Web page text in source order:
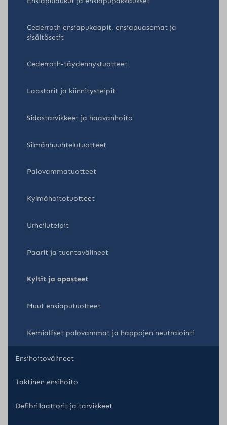
Cederroth ensiapukaapit, ensiapuasemat ja
sisältösetit
Cederroth-täydennystuotteet
Laastarit ja kiinnitysteipit
Sidostarvikkeet ja haavanhoito
Silmänhuuhtelutuotteet
Palovammatuotteet
Kylmähoitotuotteet
Urheiluteipit
Paarit ja tuentavälineet
Kyltit ja opasteet
Muut ensiaputuotteet
Kemialliset palovammat ja happojen neutralointi
Ensihoitovälineet
Taktinen ensihoito
Defibrillaattorit ja tarvikkeet